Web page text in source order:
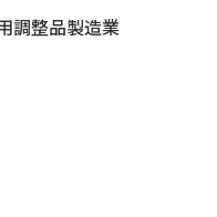
調整品製造業